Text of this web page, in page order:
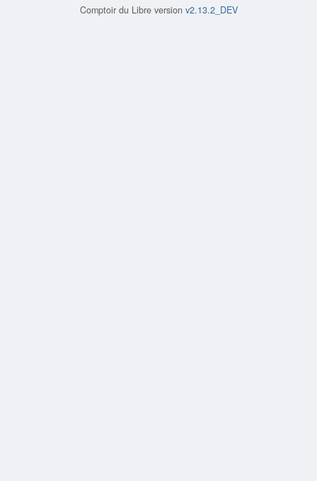
Comptoir du Libre version v2.13.2_DEV